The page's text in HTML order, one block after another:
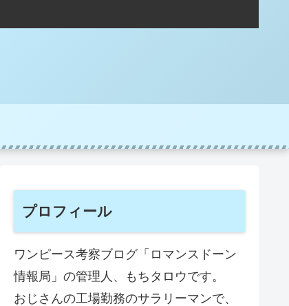
プロフィール
ワンピース考察ブログ「ロマンスドーン
情報局」の管理人、もちタロウです。
おじさんの工場勤務のサラリーマンで、